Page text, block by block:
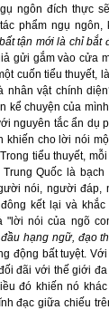
ngôn đích thực
phẩm ngụ
tận mới là chỉ bắt
gửi gắm vào cửa
cuốn tiểu thuyết,
nhân vật chính
kể chuyện của
nguyên tắc ẩn dụ
khiến cho lời nói
tiểu thuyết,
Quốc là
nói, người đáp,
kết lại và
"lời nói của ngõ
hạng ngữ, đạo
động bất tuyệt.
đãi với thế giới
đó khiến nó
đạc giữa chiếu